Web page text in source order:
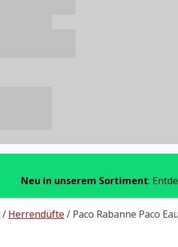
Neu in unserem Sortiment:
/ Herrendüfte / Paco Rabanne Paco